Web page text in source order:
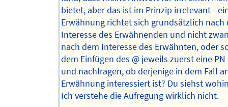
bietet, aber das ist im Prinzip irrelevant -
Erwähnung richtet sich grundsätzlich nach
Interesse des Erwähnenden und nicht
nach dem Interesse des Erwähnten, oder
dem Einfügen des @ jeweils zuerst eine
und nachfragen, ob derjenige in dem Fall
Erwähnung interessiert ist? Du siehst
Ich verstehe die Aufregung wirklich nicht.